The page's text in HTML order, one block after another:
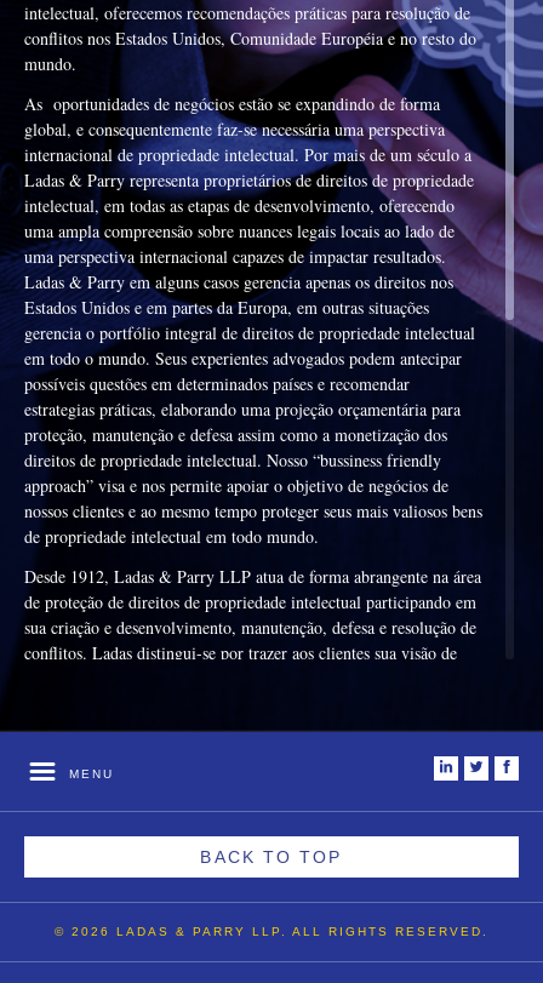
intelectual, oferecemos recomendações práticas para resolução de
conflitos nos Estados Unidos, Comunidade Européia e no resto do
mundo.
As oportunidades de negócios estão se expandindo de forma
global, e consequentemente faz-se necessária uma perspectiva
internacional de propriedade intelectual. Por mais de um século a
Ladas & Parry representa proprietários de direitos de propriedade
intelectual, em todas as etapas de desenvolvimento, oferecendo
uma ampla compreensão sobre nuances legais locais ao lado de
uma perspectiva internacional capazes de impactar resultados.
Ladas & Parry em alguns casos gerencia apenas os direitos nos
Estados Unidos e em partes da Europa, em outras situações
gerencia o portfólio integral de direitos de propriedade intelectual
em todo o mundo. Seus experientes advogados podem antecipar
possíveis questões em determinados países e recomendar
estrategias práticas, elaborando uma projeção orçamentária para
proteção, manutenção e defesa assim como a monetização dos
direitos de propriedade intelectual. Nosso “bussiness friendly
approach” visa e nos permite apoiar o objetivo de negócios de
nossos clientes e ao mesmo tempo proteger seus mais valiosos bens
de propriedade intelectual em todo mundo.
Desde 1912, Ladas & Parry LLP atua de forma abrangente na área
de proteção de direitos de propriedade intelectual participando em
sua criação e desenvolvimento, manutenção, defesa e resolução de
conflitos. Ladas distingui-se por trazer aos clientes sua visão de
locais; oferecendo assim recomendações práticas para criação de
comprometimento com o cliente; assegurando resultados de
impacto não apenas nos Estados Unidos, mas também na
Comunidade Europeia e em outros países do globo.
A qualidade dos serviços oferecidos por Ladas & Parry LLP é
atestada por seus clientes. A Ladas serve inúmeras empresas
nacionais e internacionais de grande e pequeno e médio porte, em
MENU
BACK TO TOP
© 2026 LADAS & PARRY LLP. ALL RIGHTS RESERVED.
i t f